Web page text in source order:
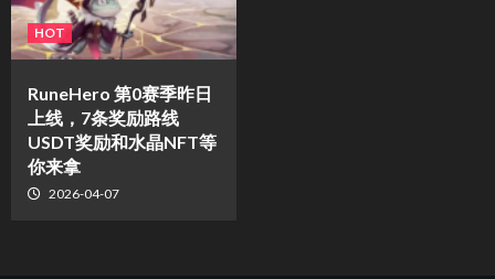
HOT
RuneHero 第0赛季昨日
上线，7条奖励路线
USDT奖励和水晶NFT等
你来拿
2026-04-07